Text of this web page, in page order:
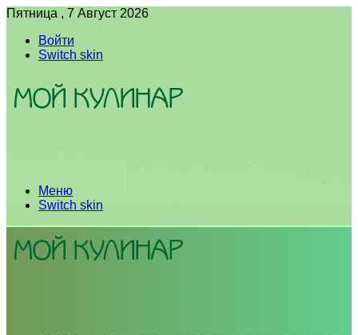
Пятница , 7 Август 2026
Войти
Switch skin
Меню
Switch skin